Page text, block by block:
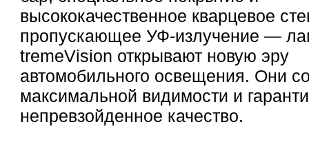
высококачественное кварцевое
пропускающее УФ-излучение —
tremeVision открывают новую эру
автомобильного освещения. Они
максимальной видимости и
непревзойденное качество.